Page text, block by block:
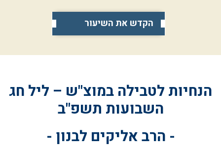
הקדש את השיעור
הנחיות לטבילה במוצ"ש – ליל חג
השבועות תשפ"ב
- הרב אליקים לבנון -